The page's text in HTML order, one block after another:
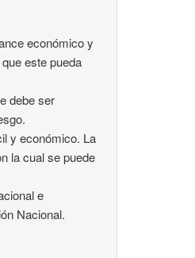
económico y
este pueda
debe ser
y económico. La
la cual se puede
e
Nacional.